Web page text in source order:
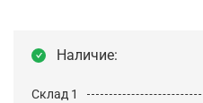
Наличие:
Склад 1